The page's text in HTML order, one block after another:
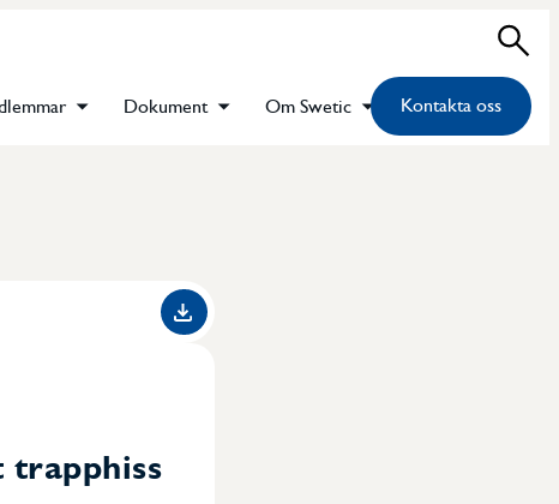
Sök
Dokument Om Swetic Kontakta oss
trapphiss